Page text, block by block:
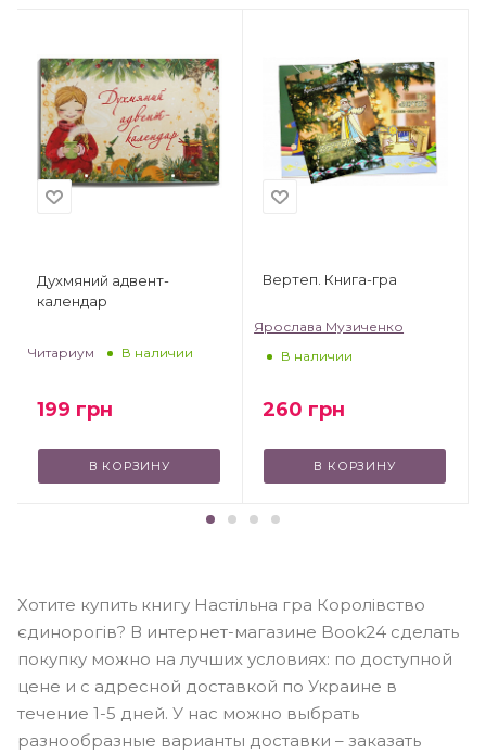
Духмяний адвент-
календар
Читариум В наличии
199 грн
В КОРЗИНУ
Вертеп. Книга-гра
Ярослава Музиченко
В наличии
260 грн
В КОРЗИНУ
Хотите купить книгу Настільна гра Королівство
єдинорогів? В интернет-магазине Book24 сделать
покупку можно на лучших условиях: по доступной
цене и с адресной доставкой по Украине в
течение 1-5 дней. У нас можно выбрать
разнообразные варианты доставки – заказать